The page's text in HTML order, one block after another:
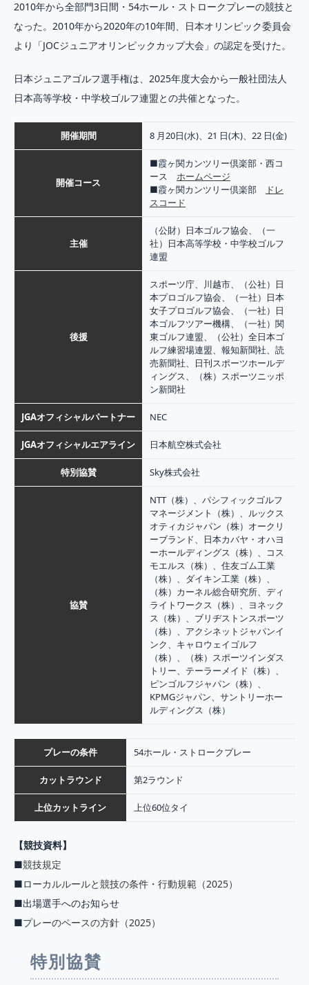
2010年から全部門3日間・54ホール・ストロークプレーの競技と
なった。2010年から2020年の10年間、日本オリンピック委員会
より「JOCジュニアオリンピックカップ大会」の認定を受けた。
日本ジュニアゴルフ選手権は、2025年度大会から一般社団法人
日本高等学校・中学校ゴルフ連盟との共催となった。
開催期間 8 月20日(水)、21 日(木)、22 日(金)
開催コース
■霞ヶ関カンツリー倶楽部・西コ
ース ホームページ
■霞ヶ関カンツリー倶楽部
ドレ
スコード
主催
（公財）日本ゴルフ協会、（一
社）日本高等学校・中学校ゴルフ
連盟
後援
スポーツ庁、川越市、（公社）日
本プロゴルフ協会、（一社）日本
女子プロゴルフ協会、（一社）日
本ゴルフツアー機構、（一社）関
東ゴルフ連盟、（公社）全日本ゴ
ルフ練習場連盟、報知新聞社、読
売新聞社、日刊スポーツホールデ
ィングス、（株）スポーツニッポ
ン新聞社
JGAオフィシャルパートナー NEC
JGAオフィシャルエアライン 日本航空株式会社
特別協賛 Sky株式会社
協賛
NTT（株）、パシフィックゴルフ
マネージメント（株）、ルックス
オティカジャパン（株）オークリ
ーブランド、日本カバヤ・オハヨ
ーホールディングス（株）、コス
モエルス（株）、住友ゴム工業
（株）、ダイキン工業（株）、
（株）カーネル総合研究所、ディ
ライトワークス（株）、ヨネック
ス（株）、ブリヂストンスポーツ
（株）、アクシネットジャパンイ
ンク、キャロウェイゴルフ
（株）、（株）スポーツインダス
トリー、テーラーメイド（株）、
ピンゴルフジャパン（株）、
KPMGジャパン、サントリーホー
ルディングス（株）
プレーの条件 54ホール・ストロークプレー
カットラウンド 第2ラウンド
上位カットライン 上位60位タイ
【競技資料】
■競技規定
■ローカルルールと競技の条件・行動規範（2025）
■出場選手へのお知らせ
■プレーのペースの方針（2025）
特別協賛